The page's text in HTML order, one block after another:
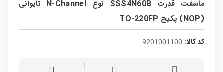
ماسفت قدرت SSS4N60B نوع N-Channel تایوانی
(NOP) پکیج TO-220FP
کد کالا: 9201001100